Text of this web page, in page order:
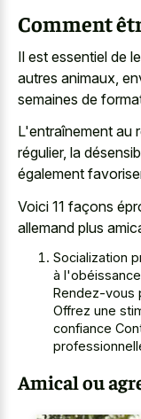
Comment
Il est essentiel de
autres animaux,
semaines de
L'entraînement au
régulier, la
également
Voici 11 façons
allemand plus
Socialization
à
Rendez-vous
Offrez une
confiance
Amical ou